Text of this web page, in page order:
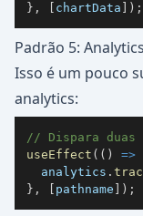
} , chartData ) ;
Padrão 5:
Isso é um pouco
analytics:
// Dispara duas
useEffect ( ( ) =>
  analytics
.
} , pathname ) ;